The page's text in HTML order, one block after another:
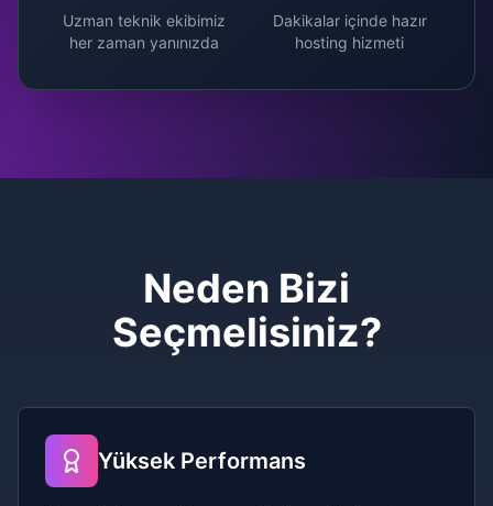
Uzman teknik ekibimiz
her zaman yanınızda
Dakikalar içinde hazır
hosting hizmeti
Neden Bizi
Seçmelisiniz?
Yüksek Performans